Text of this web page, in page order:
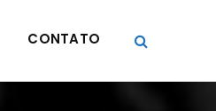
CONTATO